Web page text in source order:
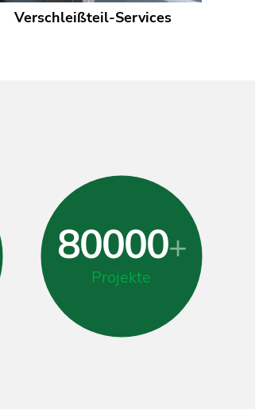
Verschleißteil-Services
80000+
Projekte